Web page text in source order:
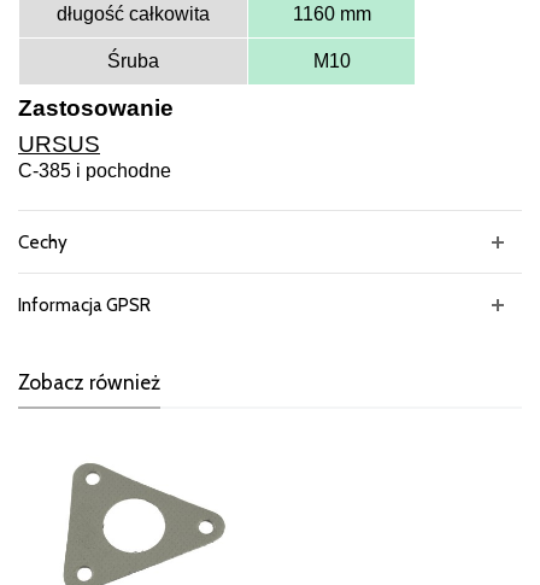
długość całkowita 1160 mm
Śruba M10
Zastosowanie
URSUS
C-385 i pochodne
Cechy
Informacja GPSR
Zobacz również